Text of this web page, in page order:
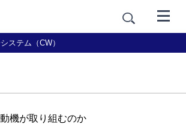
ステム（CW）
機が取り組むのか